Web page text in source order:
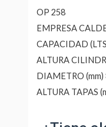
OP 258
EMPRESA
CAPACIDAD
ALTURA
DIAMETRO (mm)
ALTURA TAPAS